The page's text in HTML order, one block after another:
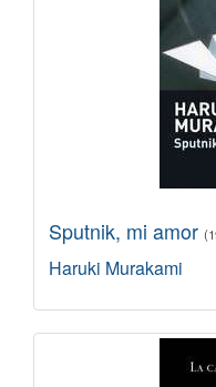
Sputnik, mi amor
Haruki Murakami